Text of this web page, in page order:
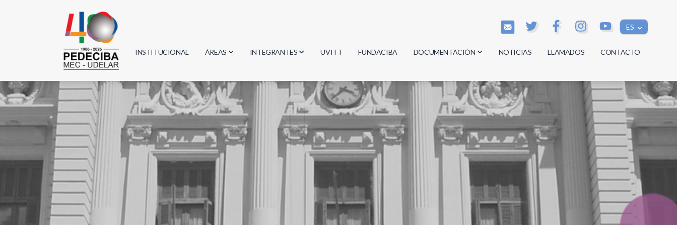
ES
INSTITUCIONAL ÁREAS
Biología
Física
Geociencias
Informática
Matemática
INTEGRANTES
Investigadores
Estudiantes
Egresados
UVITT FUNDACIBA DOCUMENTACIÓN
Actas
Reglamentos
Documentos
NOTICIAS LLAMADOS CONTACTO